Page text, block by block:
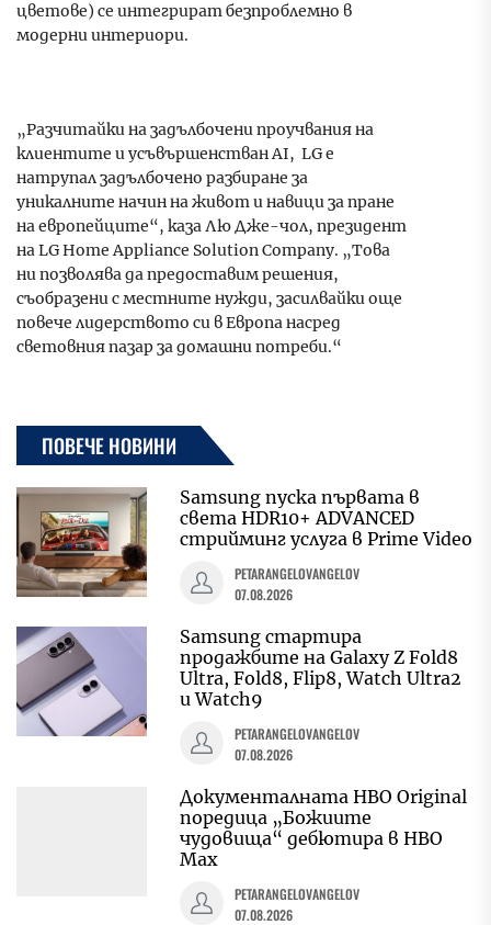
цветове) се интегрират безпроблемно в
модерни интериори.
„Разчитайки на задълбочени проучвания на
клиентите и усъвършенстван AI, LG е
натрупал задълбочено разбиране за
уникалните начин на живот и навици за пране
на европейците“, каза Лю Дже-чол, президент
на LG Home Appliance Solution Company. „Това
ни позволява да предоставим решения,
съобразени с местните нужди, засилвайки още
повече лидерството си в Европа насред
световния пазар за домашни потреби.“
ПОВЕЧЕ НОВИНИ
Samsung пуска първата в
света HDR10+ ADVANCED
стрийминг услуга в Prime Video
PETARANGELOVANGELOV
07.08.2026
Samsung стартира
продажбите на Galaxy Z Fold8
Ultra, Fold8, Flip8, Watch Ultra2
и Watch9
PETARANGELOVANGELOV
07.08.2026
Документалната HBO Original
поредица „Божиите
чудовища“ дебютира в HBO
Max
PETARANGELOVANGELOV
07.08.2026